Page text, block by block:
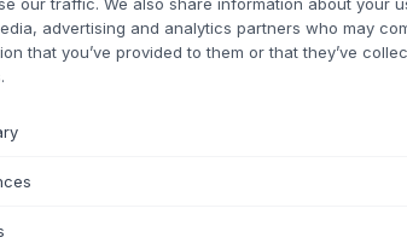
advertising and analytics partners who may
that you’ve provided to them or that they’ve